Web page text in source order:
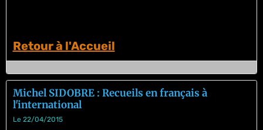
Retour à l'Accueil
Michel SIDOBRE : Recueils en français à
l'international
Le 22/04/2015